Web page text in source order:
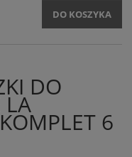
DO KOSZYKA
DO
LA
6